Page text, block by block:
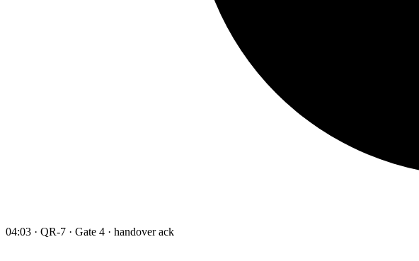
04:03 · QR-7 · Gate 4 · handover ack